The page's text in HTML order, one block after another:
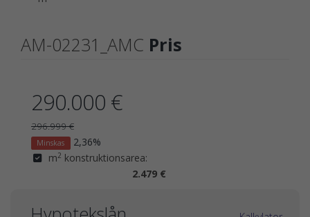
AM-02231_AMC Pris
290.000 €
296.999 €
Minskas
2,36%
m2 konstruktionsarea:
2.479 €